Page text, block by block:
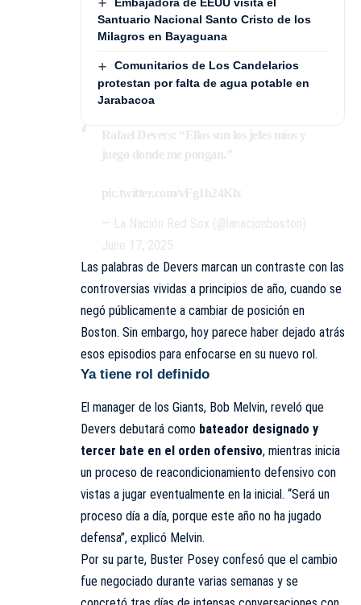
Santuario Nacional Santo Cristo de los
Milagros en Bayaguana
Comunitarios de Los Candelarios
protestan por falta de agua potable en
Jarabacoa
Rafael Devers: “Ellos son los jefes míos y
juego donde me pongan.”
pic.twitter.com/vFg1h24Klx
— La Nación Red Sox (@lanacionboston)
June 17, 2025
Las palabras de Devers marcan un contraste con las
controversias vividas a principios de año, cuando se
negó públicamente a cambiar de posición en
Boston. Sin embargo, hoy parece haber dejado atrás
esos episodios para enfocarse en su nuevo rol.
Ya tiene rol definido
El manager de los Giants, Bob Melvin, reveló que
Devers debutará como bateador designado y
tercer bate en el orden ofensivo, mientras inicia
un proceso de reacondicionamiento defensivo con
vistas a jugar eventualmente en la inicial. “Será un
proceso día a día, porque este año no ha jugado
defensa”, explicó Melvin.
Por su parte, Buster Posey confesó que el cambio
fue negociado durante varias semanas y se